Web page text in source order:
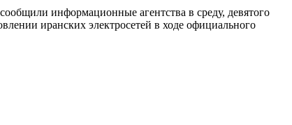
информационные агентства в среду, девятого
иранских электросетей в ходе официального